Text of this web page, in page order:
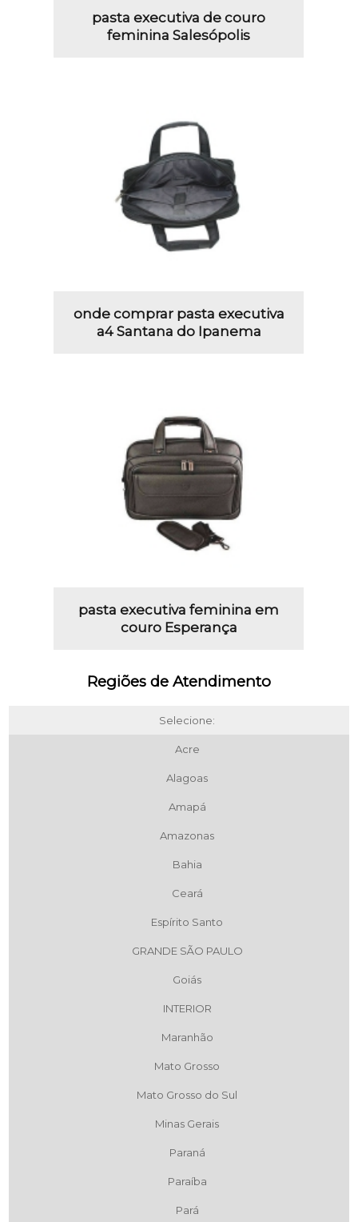
pasta executiva de couro
feminina Salesópolis
onde comprar pasta executiva
a4 Santana do Ipanema
pasta executiva feminina em
couro Esperança
Regiões de Atendimento
Selecione:
Acre
Alagoas
Amapá
Amazonas
Bahia
Ceará
Espírito Santo
GRANDE SÃO PAULO
Goiás
INTERIOR
Maranhão
Mato Grosso
Mato Grosso do Sul
Minas Gerais
Paraná
Paraíba
Pará